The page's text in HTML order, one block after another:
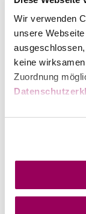
Wir verwenden
unsere
keine
Zuordnung